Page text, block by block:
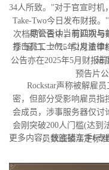
34人所致。"对于官宣时机
Take-Two今日发布财报
次档期公告中，有四次与
季"窗口、2025年2月重申
公告亦在2025年5月财报
预告片
尽管否认当前延期与裁
打击员工士气、引发法律
进
Rockstar声称被解雇员
密，但部分受影响雇员指
会成员，涉事服务器仅讨
会刚突破200人门槛(达到
员数跌破法定标
更多内容：侠盗猎车手6专